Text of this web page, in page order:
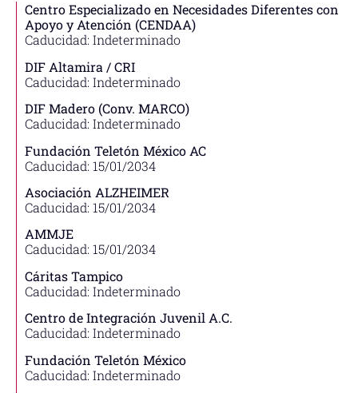
Centro Especializado en Necesidades Diferentes con
Apoyo y Atención (CENDAA)
Caducidad: Indeterminado
DIF Altamira / CRI
Caducidad: Indeterminado
DIF Madero (Conv. MARCO)
Caducidad: Indeterminado
Fundación Teletón México AC
Caducidad: 15/01/2034
Asociación ALZHEIMER
Caducidad: 15/01/2034
AMMJE
Caducidad: 15/01/2034
Cáritas Tampico
Caducidad: Indeterminado
Centro de Integración Juvenil A.C.
Caducidad: Indeterminado
Fundación Teletón México
Caducidad: Indeterminado